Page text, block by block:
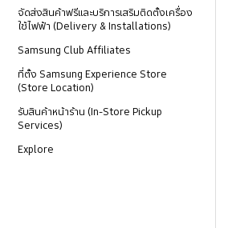
จัดส่งสินค้าฟรีและบริการเสริมติดตั้งเครื่อง
ใช้ไฟฟ้า (Delivery & Installations)
Samsung Club Affiliates
ที่ตั้ง Samsung Experience Store
(Store Location)
รับสินค้าหน้าร้าน (In-Store Pickup
Services)
Explore